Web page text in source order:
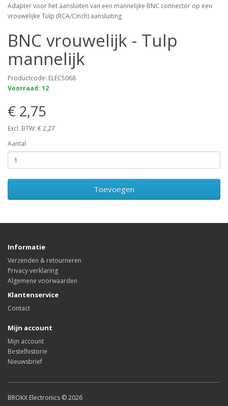
Adapter voor het aansluiten van een mannelijke BNC connector op een
vrouwelijke Tulp (RCA/Cinch) aansluiting
BNC vrouwelijk - Tulp
mannelijk
Productcode: ELEC5068
Voorraad: 12
€ 2,75
Excl. BTW: € 2,27
Aantal
Toevoegen
Informatie
Verzenden & retourneren
Privacy verklaring
Algemene voorwaarden
Klantenservice
Contact
Mijn account
Mijn account
Bestelhistorie
Nieuwsbrief
BROKX Electronics © 2026